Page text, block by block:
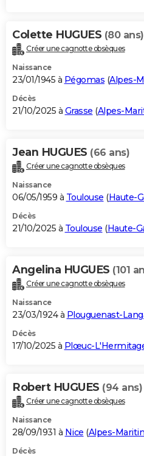
Colette HUGUES (80 ans)
Créer une cagnotte obsèques
Naissance
23/01/1945 à Pégomas (Alpes-
Décès
21/10/2025 à Grasse (Alpes-
Jean HUGUES (66 ans)
Créer une cagnotte obsèques
Naissance
06/05/1959 à Toulouse (Haute-
Décès
21/10/2025 à Toulouse (Haute-
Angelina HUGUES (101
Créer une cagnotte obsèques
Naissance
23/03/1924 à Plouguenast-
Décès
17/10/2025 à Plœuc-
Robert HUGUES (94 ans)
Créer une cagnotte obsèques
Naissance
28/09/1931 à Nice (Alpes-
Décès